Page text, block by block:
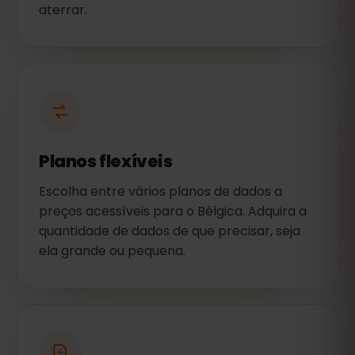
aterrar.
Planos flexíveis
Escolha entre vários planos de dados a
preços acessíveis para o Bélgica. Adquira a
quantidade de dados de que precisar, seja
ela grande ou pequena.